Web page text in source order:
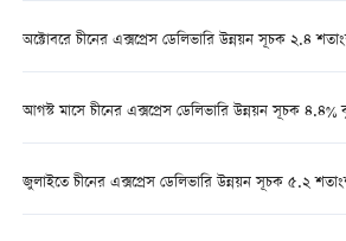
অক্টোবরে চীনের এক্সপ্রেস ডেলিভারি উন্নয়ন সূচক ২.৪
আগস্ট মাসে চীনের এক্সপ্রেস ডেলিভারি উন্নয়ন সূচক ৪.৪%
জুলাইতে চীনের